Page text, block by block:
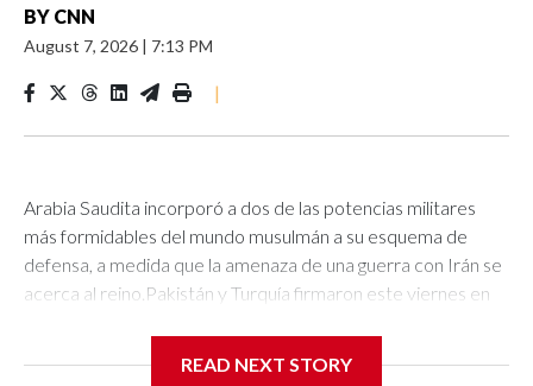
BY CNN
August 7, 2026 | 7:13 PM
|
Arabia Saudita incorporó a dos de las potencias militares
más formidables del mundo musulmán a su esquema de
defensa, a medida que la amenaza de una guerra con Irán se
acerca al reino.Pakistán y Turquía firmaron este viernes en
seguridad en una alianza de defensa colectiva que estipula
READ NEXT STORY